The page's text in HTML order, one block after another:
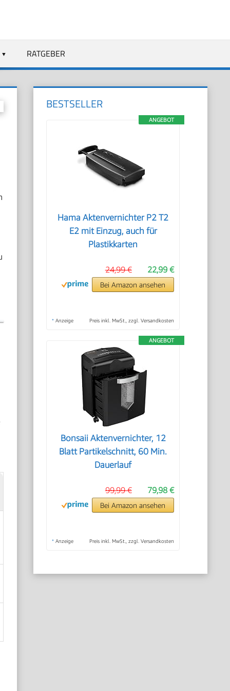
RATGEBER
BESTSELLER
ANGEBOT
Hama Aktenvernichter P2 T2
E2 mit Einzug, auch für
Plastikkarten
22,99 €
24,99 €
Bei Amazon ansehen
* Anzeige Preis inkl. MwSt., zzgl. Versandkosten
ANGEBOT
Bonsaii Aktenvernichter, 12
Blatt Partikelschnitt, 60 Min.
Dauerlauf
79,98 €
99,99 €
Bei Amazon ansehen
* Anzeige Preis inkl. MwSt., zzgl. Versandkosten